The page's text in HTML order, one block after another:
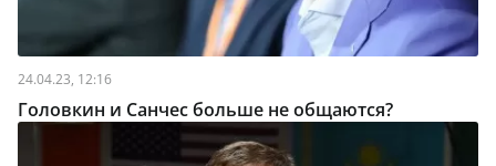
24.04.23, 12:16
Головкин и Санчес больше не общаются?